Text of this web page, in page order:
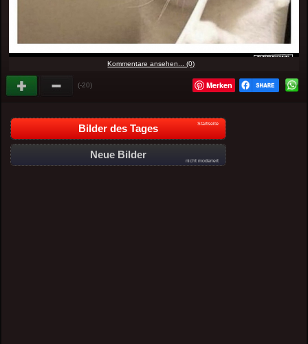
Kommentare ansehen... (0)
(-20) Merken
Bilder des Tages Startseite
Neue Bilder
nicht moderiert